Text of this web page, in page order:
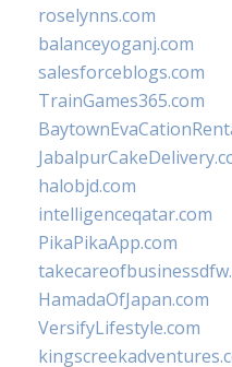
roselynns.com
balanceyoganj.com
salesforceblogs.com
TrainGames365.com
halobjd.com
intelligenceqatar.com
PikaPikaApp.com
HamadaOfJapan.com
VersifyLifestyle.com